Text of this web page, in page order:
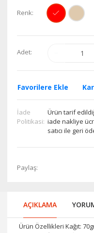
Renk:
Adet:
Favorilere Ekle
İade
Politikasi:
Ürün tarif
iade nakliye
satıcı ile geri
Paylaş:
AÇIKLAMA
Ürün Özellikleri Kağıt: